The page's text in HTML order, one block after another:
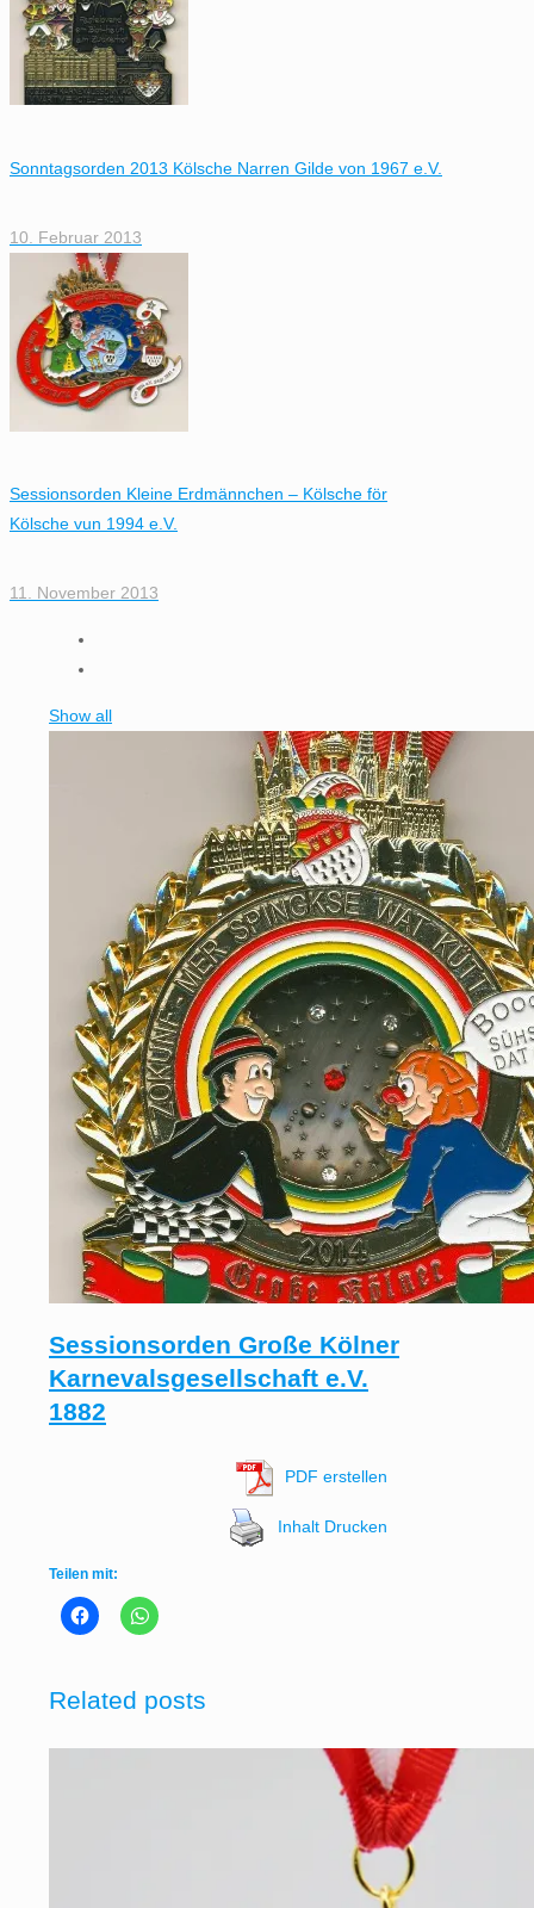
Sonntagsorden 2013 Kölsche Narren Gilde von 1967 e.V.
10. Februar 2013
Sessionsorden Kleine Erdmännchen – Kölsche för
Kölsche vun 1994 e.V.
11. November 2013
Show all
Sessionsorden Große Kölner
Karnevalsgesellschaft e.V.
1882
PDF erstellen
Inhalt Drucken
Teilen mit:
Related posts